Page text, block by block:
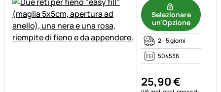
Selezionare
un'Opzione
2 - 5 giorni
504536
25,90€